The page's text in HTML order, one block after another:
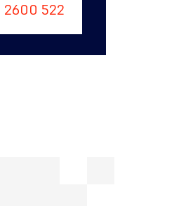
2600 522